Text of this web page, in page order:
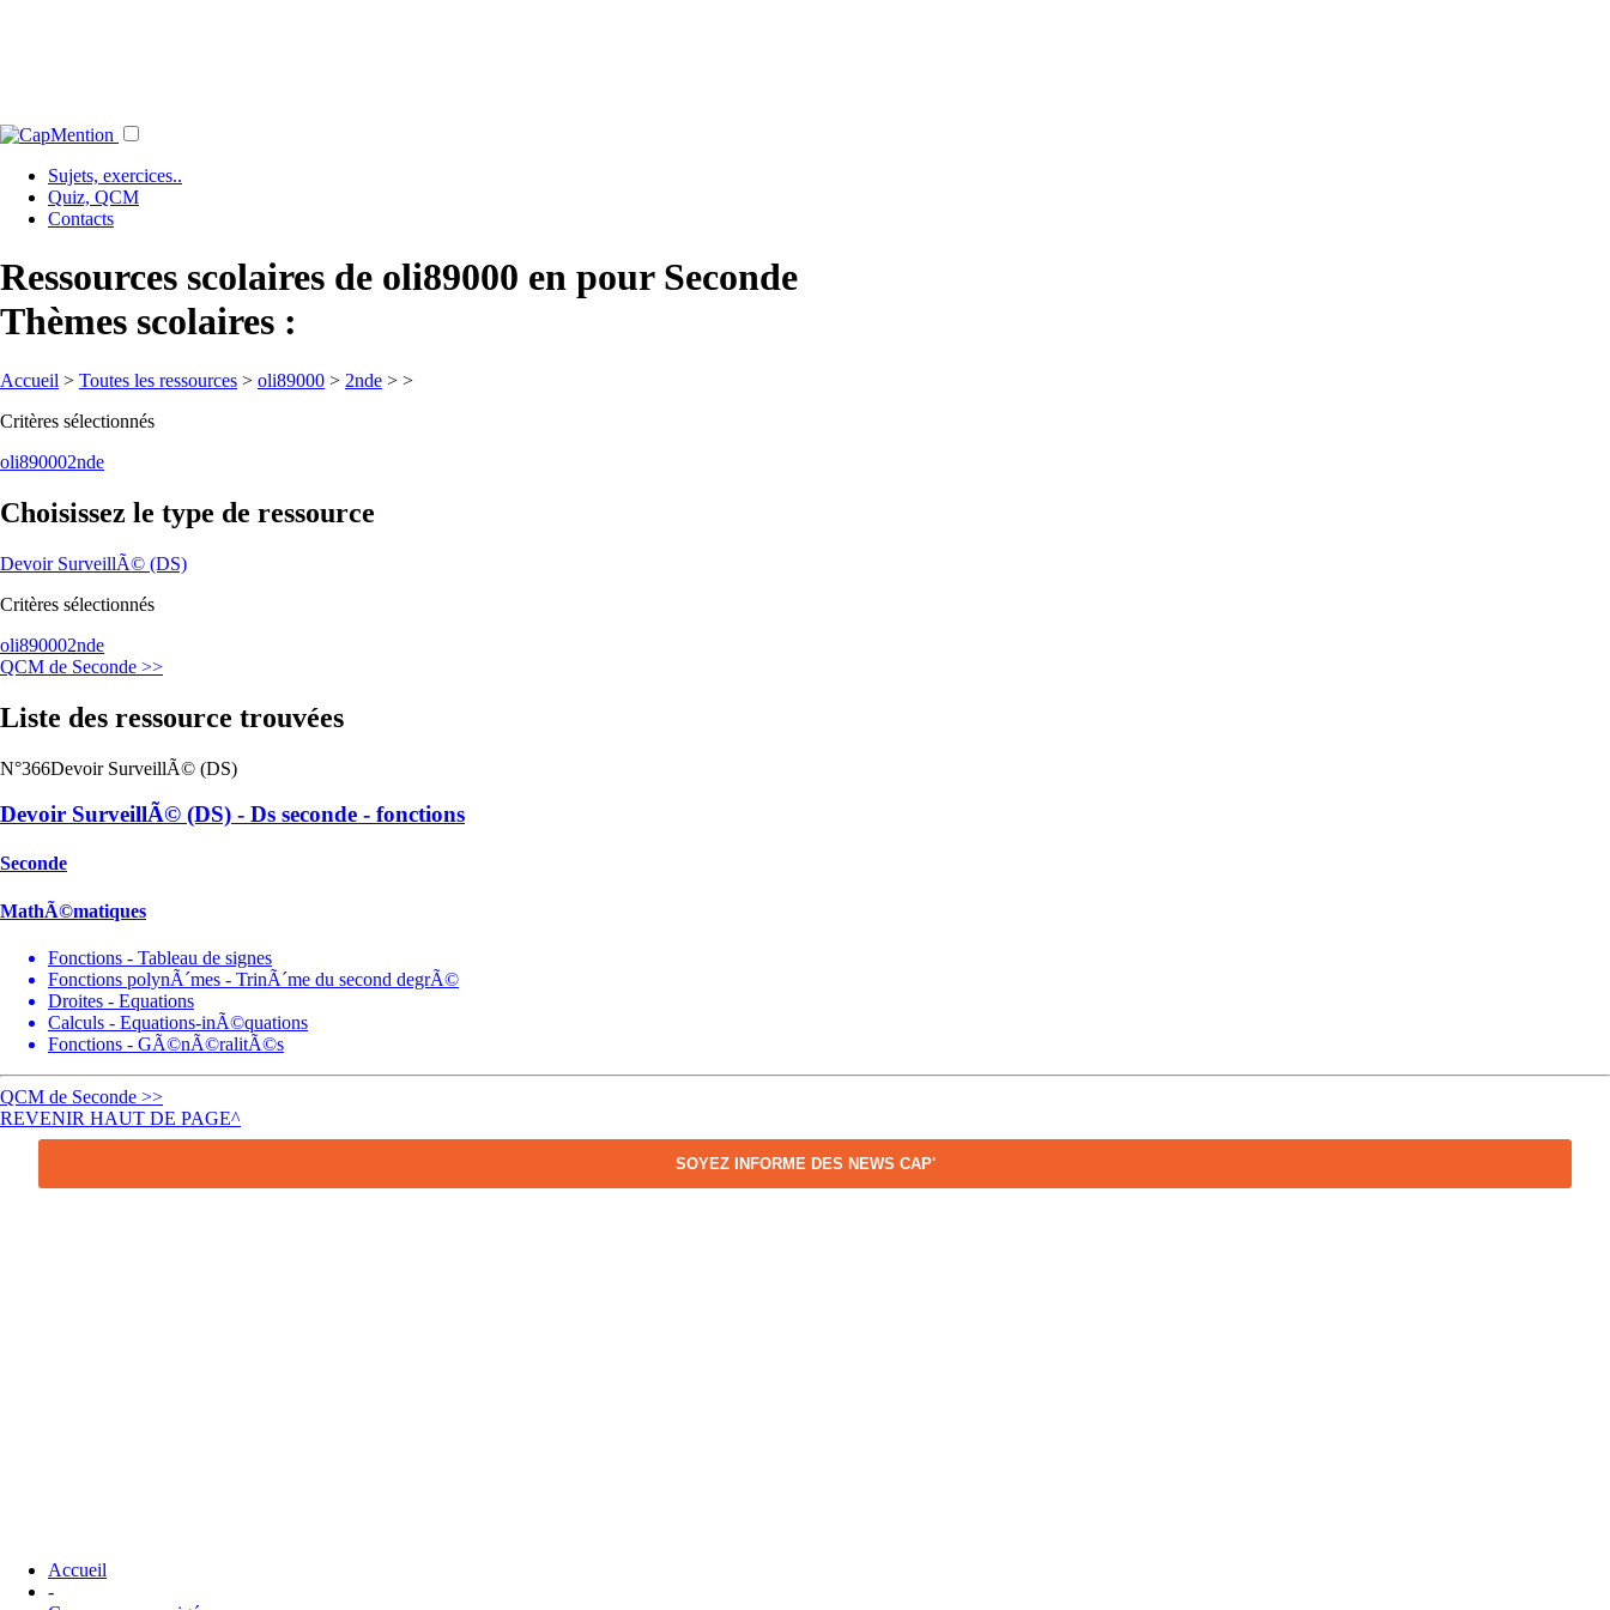
Sujets, exercices..
Quiz, QCM
Contacts
Ressources scolaires de oli89000 en pour Seconde
Thèmes scolaires :
Accueil > Toutes les ressources > oli89000 > 2nde > >
Critères sélectionnés
oli890002nde
Choisissez le type de ressource
Devoir SurveillÃ© (DS)
Critères sélectionnés
oli890002nde
QCM de Seconde >>
Liste des ressource trouvées
N°366Devoir SurveillÃ© (DS)
Devoir SurveillÃ© (DS) - Ds seconde - fonctions
Seconde
MathÃ©matiques
Fonctions - Tableau de signes
Fonctions polynÃ´mes - TrinÃ´me du second degrÃ©
Droites - Equations
Calculs - Equations-inÃ©quations
Fonctions - GÃ©nÃ©ralitÃ©s
QCM de Seconde >>
REVENIR HAUT DE PAGE^
SOYEZ INFORME DES NEWS CAP'
Accueil
-